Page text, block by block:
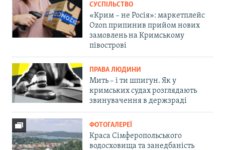
СУСПІЛЬСТВО
«Крим – не Росія»: маркетплейс
Ozon припинив прийом нових
замовлень на Кримському
півострові
ПРАВА ЛЮДИНИ
Мить – і ти шпигун. Як у
кримських судах розглядають
звинувачення в держзраді
ФОТОГАЛЕРЕЇ
Краса Сімферопольського
водосховища та занедбаність